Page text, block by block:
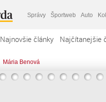
Správy Športweb Auto
Najnovšie články Najčítanejšie
Mária Benová